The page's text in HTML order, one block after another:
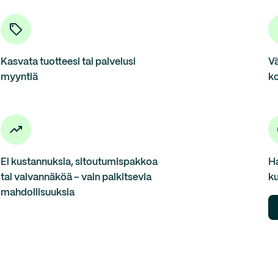
Kasvata tuotteesi tai palvelusi
myyntiä
Ei kustannuksia, sitoutumispakkoa
tai vaivannäköä – vain palkitsevia
mahdollisuuksia